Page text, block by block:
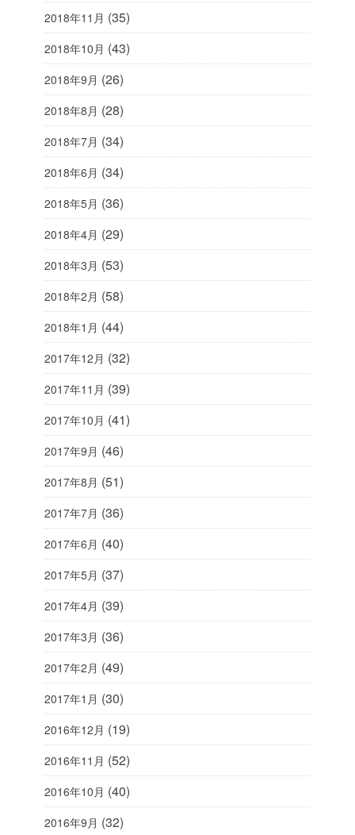
2018年11月 (35)
2018年10月 (43)
2018年9月 (26)
2018年8月 (28)
2018年7月 (34)
2018年6月 (34)
2018年5月 (36)
2018年4月 (29)
2018年3月 (53)
2018年2月 (58)
2018年1月 (44)
2017年12月 (32)
2017年11月 (39)
2017年10月 (41)
2017年9月 (46)
2017年8月 (51)
2017年7月 (36)
2017年6月 (40)
2017年5月 (37)
2017年4月 (39)
2017年3月 (36)
2017年2月 (49)
2017年1月 (30)
2016年12月 (19)
2016年11月 (52)
2016年10月 (40)
2016年9月 (32)